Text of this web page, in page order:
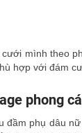
mình theo
hợp với đám
phong
đầm phụ dâu